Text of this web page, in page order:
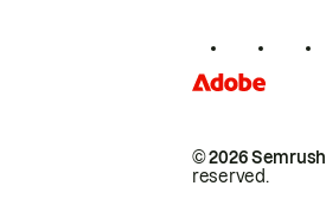
© 2026
reserved.